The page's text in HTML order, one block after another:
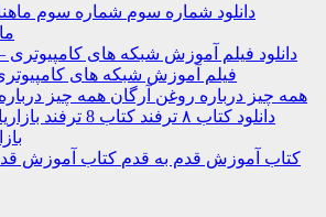
دانلود شماره سوم
دانلود
فیلم آموزش شبکه های
همه چیز درباره روغن آرگان
دانلود کتاب ۸ ترفند
کتاب آموزش قدم به قدم